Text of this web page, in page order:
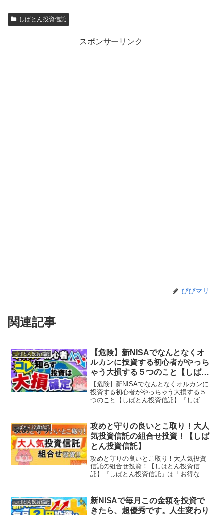
しばとん投資信託
スポンサーリンク
ぴぴマリ
関連記事
しばとん投資信託
【危険】新NISAでなんとなくオ
ルカンに投資する初心者がやっち
ゃう大損する５つのこと【しばと
ん投資信託】
【危険】新NISAでなんとなくオルカンに
投資する初心者がやっちゃう大損する５
つのこと【しばとん投資信託】『しばと
お金が増えるように、京大卒サラリーマ
ンYouTuberが...
しばとん投資信託
攻めと守りの良いとこ取り！大人
気投資信託の組合せ投資！【しば
とん投資信託】
攻めと守りの良いとこ取り！大人気投資
信託の組合せ投資！【しばとん投資信
託】『しばとん投資信託』は「お得な情
卒サラリーマンYouTuberが配信！僕たち
の味方の投資信託に...
しばとん投資信託
新NISAで毎月この金額を投資で
きたら、超優秀です。人生変わり